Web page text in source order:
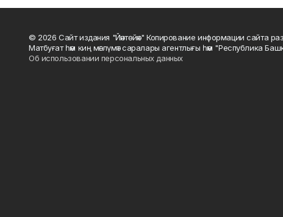
© 2026 Сайт издания "Йәнтөйәк" Копирование информации сайта
Матбуғат һәм киң мәғлүмәт саралары агентлығы һәм "Республика
Об использовании персональных данных